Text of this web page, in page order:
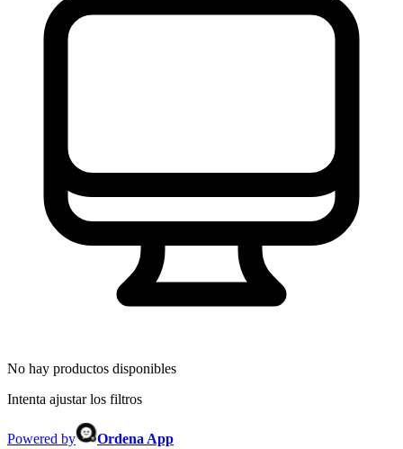
No hay productos disponibles
Intenta ajustar los filtros
Powered by Ordena App